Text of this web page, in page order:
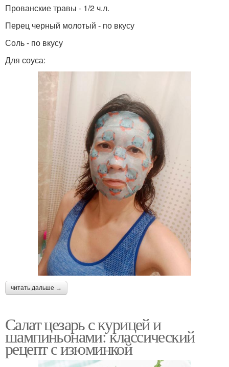
Прованские травы - 1/2 ч.л.
Перец черный молотый - по вкусу
Соль - по вкусу
Для соуса:
читать дальше →
Салат цезарь с курицей и
шампиньонами: классический
рецепт с изюминкой